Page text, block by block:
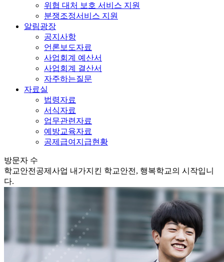
위협 대처 보호 서비스 지원
분쟁조정서비스 지원
알림광장
공지사항
언론보도자료
사업회계 예산서
사업회계 결산서
자주하는질문
자료실
법령자료
서식자료
업무관련자료
예방교육자료
공제급여지급현황
방문자 수
학교안전공제사업 내가지킨 학교안전, 행복학교의 시작입니
다.